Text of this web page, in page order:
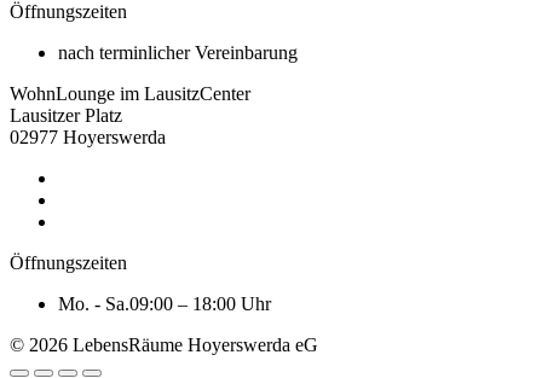
Öffnungszeiten
nach terminlicher Vereinbarung
WohnLounge im LausitzCenter
Lausitzer Platz
02977 Hoyerswerda
Öffnungszeiten
Mo. - Sa.09:00 – 18:00 Uhr
© 2026 LebensRäume Hoyerswerda eG